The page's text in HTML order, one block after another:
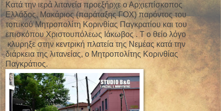
Κατά την ιερά λιτανεία προεξήρχε ο Αρχιεπίσκοπος
Ελλάδος, Μακάριος (παράταξης ΓΟΧ) παρόντος του
τοπικού Μητροπολίτη Κορινθίας Παγκρατίου και του
επισκόπου Χριστουπόλεως Ιάκωβος . Τ ο θείο λόγο
κλυρηξε στην κεντρική πλατεία της Νεμέας κατά την
διάρκεια της λιτανείας, ο Μητροπολίτης Κορινθίας
Παγκράτιος.